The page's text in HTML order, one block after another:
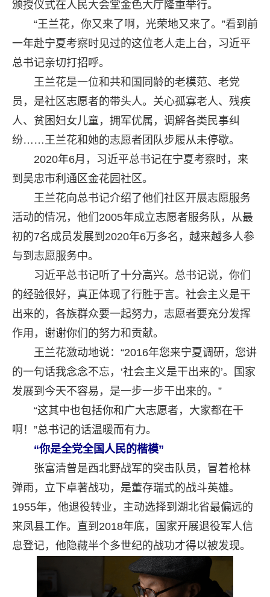
颁授仪式在人民大会堂金色大厅隆重举行。
“王兰花，你又来了啊，光荣地又来了。”看到前
一年赴宁夏考察时见过的这位老人走上台，习近平
总书记亲切打招呼。
王兰花是一位和共和国同龄的老模范、老党
员，是社区志愿者的带头人。关心孤寡老人、残疾
人、贫困妇女儿童，拥军优属，调解各类民事纠
纷……王兰花和她的志愿者团队步履从未停歇。
2020年6月，习近平总书记在宁夏考察时，来
到吴忠市利通区金花园社区。
王兰花向总书记介绍了他们社区开展志愿服务
活动的情况，他们2005年成立志愿者服务队，从最
初的7名成员发展到2020年6万多名，越来越多人参
与到志愿服务中。
习近平总书记听了十分高兴。总书记说，你们
的经验很好，真正体现了行胜于言。社会主义是干
出来的，各族群众要一起努力，志愿者要充分发挥
作用，谢谢你们的努力和贡献。
王兰花激动地说：“2016年您来宁夏调研，您讲
的一句话我念念不忘，‘社会主义是干出来的’。国家
发展到今天不容易，是一步一步干出来的。”
“这其中也包括你和广大志愿者，大家都在干
啊！”总书记的话温暖而有力。
“你是全党全国人民的楷模”
张富清曾是西北野战军的突击队员，冒着枪林
弹雨，立下卓著战功，是董存瑞式的战斗英雄。
1955年，他退役转业，主动选择到湖北省最偏远的
来凤县工作。直到2018年底，国家开展退役军人信
息登记，他隐藏半个多世纪的战功才得以被发现。